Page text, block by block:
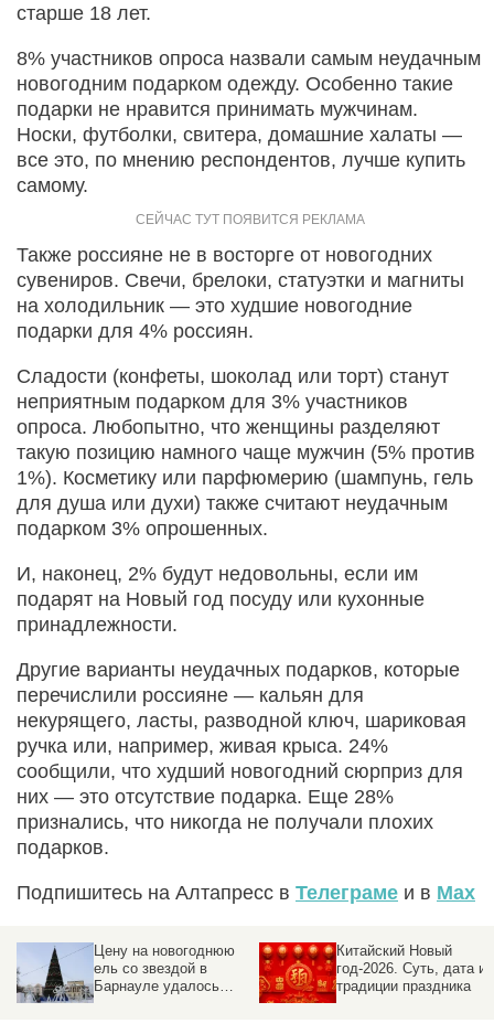
старше 18 лет.
8% участников опроса назвали самым неудачным
новогодним подарком одежду. Особенно такие
подарки не нравится принимать мужчинам.
Носки, футболки, свитера, домашние халаты —
все это, по мнению респондентов, лучше купить
самому.
Также россияне не в восторге от новогодних
сувениров. Свечи, брелоки, статуэтки и магниты
на холодильник — это худшие новогодние
подарки для 4% россиян.
Сладости (конфеты, шоколад или торт) станут
неприятным подарком для 3% участников
опроса. Любопытно, что женщины разделяют
такую позицию намного чаще мужчин (5% против
1%). Косметику или парфюмерию (шампунь, гель
для душа или духи) также считают неудачным
подарком 3% опрошенных.
И, наконец, 2% будут недовольны, если им
подарят на Новый год посуду или кухонные
принадлежности.
Другие варианты неудачных подарков, которые
перечислили россияне — кальян для
некурящего, ласты, разводной ключ, шариковая
ручка или, например, живая крыса. 24%
сообщили, что худший новогодний сюрприз для
них — это отсутствие подарка. Еще 28%
признались, что никогда не получали плохих
подарков.
Подпишитесь на Алтапресс в Телеграме и в Max
Цену на новогоднюю
ель со звездой в
Барнауле удалось
Китайский Новый
год-2026. Суть, дата и
традиции праздника